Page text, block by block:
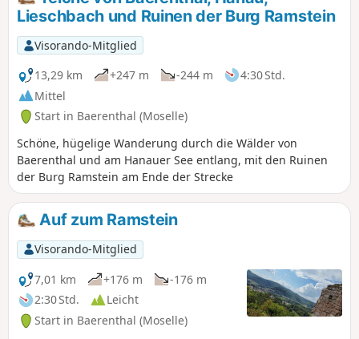
Lieschbach und Ruinen der Burg Ramstein
Visorando-Mitglied
13,29 km
+247 m -244 m
4:30 Std.
Mittel
Start in Baerenthal (Moselle)
Schöne, hügelige Wanderung durch die Wälder von
Baerenthal und am Hanauer See entlang, mit den Ruinen
der Burg Ramstein am Ende der Strecke
Auf zum Ramstein
Visorando-Mitglied
7,01 km
+176 m
-176 m
2:30 Std.
Leicht
Start in Baerenthal (Moselle)